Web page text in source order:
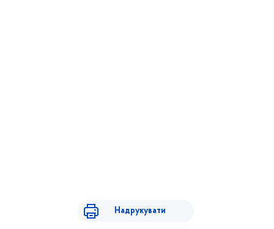
Надрукувати